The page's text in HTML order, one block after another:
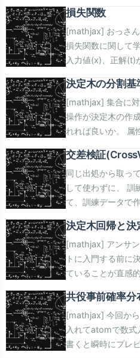
begin{eqnarray}
[clink
url=\"https://
divide-rss-by-n-
imgurl=\"https://
2 to get RSE?\"
on trying to get
underlying error
simple linear
it can be shown
assumption of
residual sum-of-
distribution with
定係数(R^2)
(y_i)が無茶苦茶大
け見て回帰直線が
ない様子。 当ては
square)として以
sum_{i-1}^{n}(y_i-
として以下。
RSS}{TSS} \\ &=& 1-frac{RSS}{TSS} \\ &=& 1 -
Web Routes
Here is where
your application.
the
create something
Route::get(\'/
Route::post(\'/
>name(\'postEditUser\'); コントロー
ラは以下。無条件
も書いてない。 条
が増える。
ィングでEloquent
と。 変数を受け
間がバッサリ無い。 RequestValidatorは載せていま
use
AppUser; class UserController extends
Controller { public function show($id=null) {
数。
(y_1 -hat{beta_0}-
hat{beta_0}-
hat{beta_0}-
RSSを最小にする
めるために、
で偏微分して(0)と
に偏微分して0と
して力尽きたとき
本に(
があって、確かに
{partial
0 \\ end{eqnarray}
(bar{x})、(bar{y})
begin{eqnarray}
frac{sum_{i=1}^n
{sum_{i=1}^n
bar{y}-
も、 データポイン
トにすると、
ロイを作成する\"
使ってBlue/Green
の手順を紹介しま
在稼働している環
し、ロードバラン
向けるデプロイ方
いる稼働中のサー
ロイ可能なのがメ
[arst_adsense
WPCoreアプデと
ないといけないと
な方法を導入してみた。 ALBの下に
台。Webサーバの
ップデート対象は
でWordPressが12
30%くらい。 全て
DBをS3にバック
発/
ansibleでdeploy。
ト中は管理画面操作禁止を
当てでコケると、
らないと終わる。 やったこと deploy、アップデー
過学習っていうの
ちたので記念に記事を書
いところで間違っ
なので参考にしないでくだ
ータそれぞれの全
値(MSE)を求め、
るらしい。 2乗損
件付き期待値
begin{eqnarray}
(y(x)-E(t|x)+E(t|x)-t)^2 \\ &=&
E(t|x)right) + left(
&=& (y(x)-
(E(t|x)-t)^2 \\
(MSE)は以下。 第
なる!
E(t|x))^2 +
\\ &=& E[ (y(x)-E(t|x))^2 + (E(t|x)-t)^2 ]
end{eqnarray} 和
begin{eqnarray}
出処がテストデー
明示するために、
の式の中で
損失関数
[mathjax] おっさん
損失関数に関して
入力値(x)、正解(t)
分類なりをする。
離
て
やすそうな残差の
場合に必要以上に
データで残差が0な
とかになられたら
し、異常値に敏感すぎる。
Lleft(f(x,w),tright)
Huber損失 単に残
で、\"(f(x,w))と(t)
こと\"が必要。 残
は残差の2乗、 超
ある(Huber損失)
Lleft(f(x,w),tright)
in [t-delta,t+delta] \\ 2delta (|t-f|-frac{delta}{2})
& それ以外 end{cases}
微分可能か 損失関
決定木の分割基
ー
[mathjax] 集合に対して再帰的に境界を入れていく
操作が決定木の作
れれば良いか。 属
力、みたいな言葉
結構抽象的な話に
個のクラスに分類
確率を(P_i)とする
報量が必要。 その
frac{1}{P_i} = -
量の平均をエントロピーとか
(D_{left})、
属性(f)に関する問
ノード、右ノードだから
前のエントロピー
割後のエントロピ
交差検証
同じ出処から取っ
して使わずに、 訓
て、訓練データで
検証
estimator, X,
scoring=None,
deprecating’) estimatorとして、例えば決定木分類
であれば
す。 Xは説明変数
決定木回帰と決
[mathjax] アンサンブル学習とかランダムフォレス
トに入門する前に
ていることが直感
変なんだろうと思
いとな。 CART(Classification and Regression
Tree)法(単に分類
作るのだけれども
共役事前確率分
[mathjax] 今回か
入れてatomで数式
書くと瞬時にプレ